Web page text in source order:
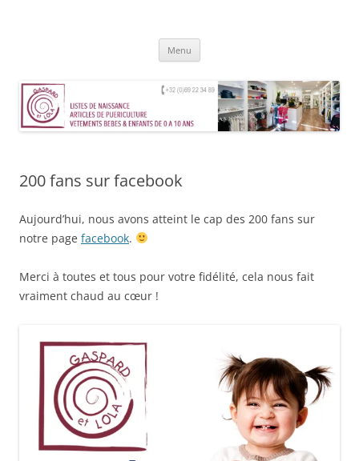
0 à 10 ans
Menu
200 fans sur facebook
Aujourd’hui, nous avons atteint le cap des 200 fans sur
notre page facebook.
Merci à toutes et tous pour votre fidélité, cela nous fait
vraiment chaud au cœur !